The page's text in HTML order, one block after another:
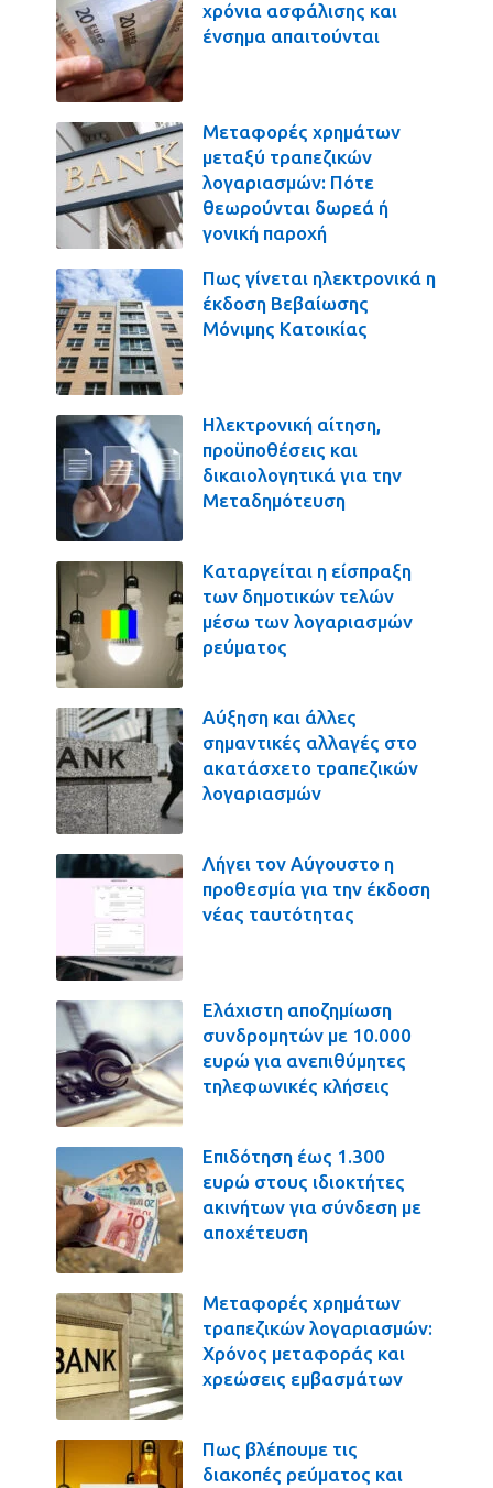
χρόνια ασφάλισης και
ένσημα απαιτούνται
Μεταφορές χρημάτων
μεταξύ τραπεζικών
λογαριασμών: Πότε
θεωρούνται δωρεά ή
γονική παροχή
Πως γίνεται ηλεκτρονικά η
έκδοση Βεβαίωσης
Μόνιμης Κατοικίας
Ηλεκτρονική αίτηση,
προϋποθέσεις και
δικαιολογητικά για την
Μεταδημότευση
Καταργείται η είσπραξη
των δημοτικών τελών
μέσω των λογαριασμών
ρεύματος
Αύξηση και άλλες
σημαντικές αλλαγές στο
ακατάσχετο τραπεζικών
λογαριασμών
Λήγει τον Αύγουστο η
προθεσμία για την έκδοση
νέας ταυτότητας
Ελάχιστη αποζημίωση
συνδρομητών με 10.000
ευρώ για ανεπιθύμητες
τηλεφωνικές κλήσεις
Επιδότηση έως 1.300
ευρώ στους ιδιοκτήτες
ακινήτων για σύνδεση με
αποχέτευση
Μεταφορές χρημάτων
τραπεζικών λογαριασμών:
Χρόνος μεταφοράς και
χρεώσεις εμβασμάτων
Πως βλέπουμε τις
διακοπές ρεύματος και